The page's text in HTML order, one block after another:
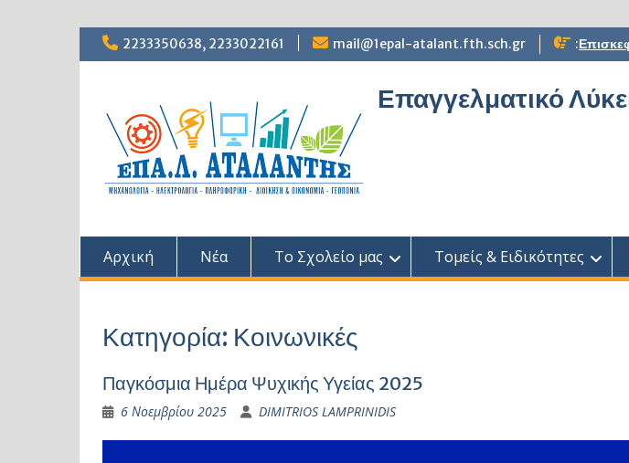
Skip
2233350638, 2233022161 mail@1epal-atalant.fth.sch.gr :
Επαγγελματικό
Αρχική Νέα Το Σχολείο μας Τομείς & Ειδικότητες
Κατηγορία: Κοινωνικές
Παγκόσμια Ημέρα Ψυχικής Υγείας 2025
6 Νοεμβρίου 2025 DIMITRIOS LAMPRINIDIS